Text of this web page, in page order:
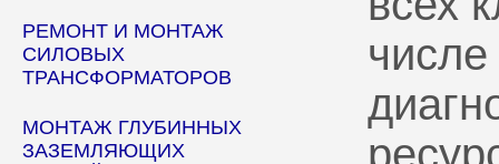
РЕМОНТ И МОНТАЖ
СИЛОВЫХ
ТРАНСФОРМАТОРОВ
МОНТАЖ ГЛУБИННЫХ
ЗАЗЕМЛЯЮЩИХ